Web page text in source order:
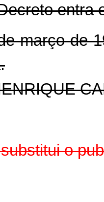
entra
março de
o